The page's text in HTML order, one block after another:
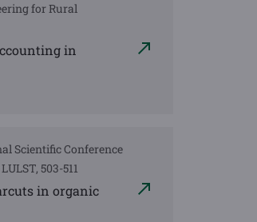
for Rural
in
Scientific Conference
503-511
in organic